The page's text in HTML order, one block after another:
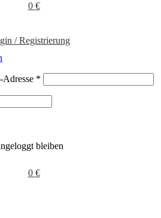
0 €
/ Registrierung
*
bleiben
0 €